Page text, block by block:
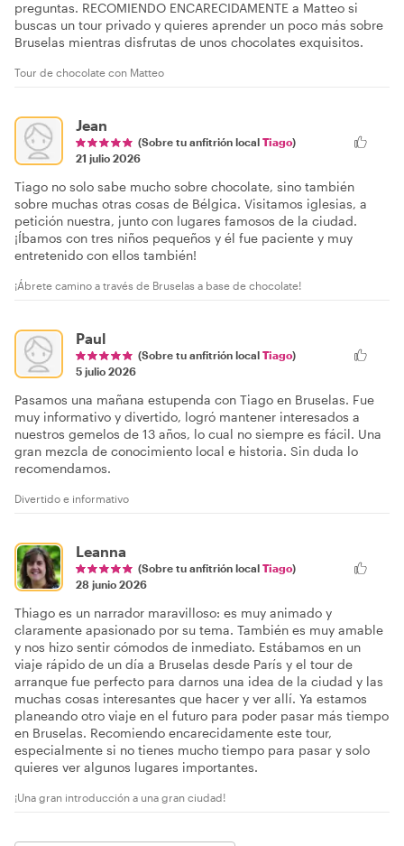
preguntas. RECOMIENDO ENCARECIDAMENTE a Matteo si
buscas un tour privado y quieres aprender un poco más sobre
Bruselas mientras disfrutas de unos chocolates exquisitos.
Tour de chocolate con Matteo
Jean
(Sobre tu anfitrión local Tiago)
21 julio 2026
Tiago no solo sabe mucho sobre chocolate, sino también
sobre muchas otras cosas de Bélgica. Visitamos iglesias, a
petición nuestra, junto con lugares famosos de la ciudad.
¡Íbamos con tres niños pequeños y él fue paciente y muy
entretenido con ellos también!
¡Ábrete camino a través de Bruselas a base de chocolate!
Paul
(Sobre tu anfitrión local Tiago)
5 julio 2026
Pasamos una mañana estupenda con Tiago en Bruselas. Fue
muy informativo y divertido, logró mantener interesados a
nuestros gemelos de 13 años, lo cual no siempre es fácil. Una
gran mezcla de conocimiento local e historia. Sin duda lo
recomendamos.
Divertido e informativo
Leanna
(Sobre tu anfitrión local Tiago)
28 junio 2026
Thiago es un narrador maravilloso: es muy animado y
claramente apasionado por su tema. También es muy amable
y nos hizo sentir cómodos de inmediato. Estábamos en un
viaje rápido de un día a Bruselas desde París y el tour de
arranque fue perfecto para darnos una idea de la ciudad y las
muchas cosas interesantes que hacer y ver allí. Ya estamos
planeando otro viaje en el futuro para poder pasar más tiempo
en Bruselas. Recomiendo encarecidamente este tour,
especialmente si no tienes mucho tiempo para pasar y solo
quieres ver algunos lugares importantes.
¡Una gran introducción a una gran ciudad!